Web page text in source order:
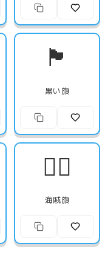
🏴
黒い旗
🏴‍☠️
海賊旗